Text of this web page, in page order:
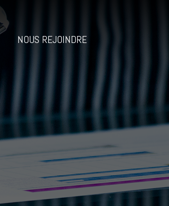
NOUS REJOINDRE